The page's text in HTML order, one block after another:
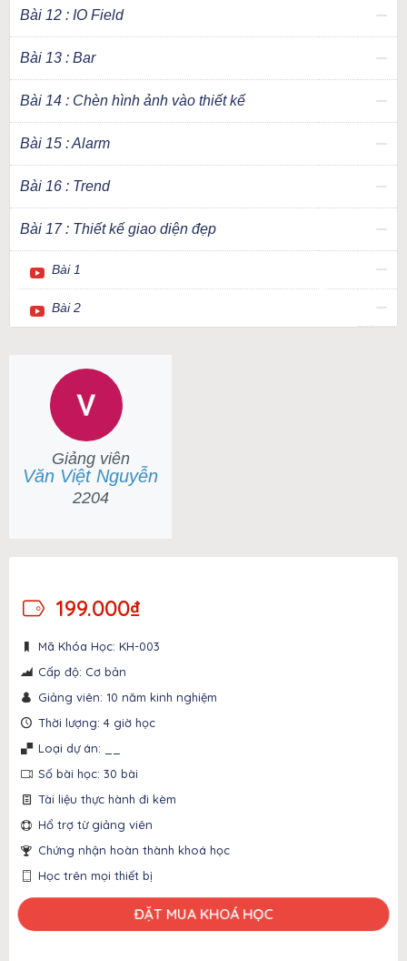
Bài 12 : IO Field
Bài 13 : Bar
Bài 14 : Chèn hình ảnh vào thiết kế
Bài 15 : Alarm
Bài 16 : Trend
Bài 17 : Thiết kế giao diện đẹp
Bài 1
Bài 2
Giảng viên
Văn Việt Nguyễn
2204
199.000₫
Mã Khóa Học: KH-003
Cấp độ: Cơ bản
Giảng viên: 10 năm kinh nghiệm
Thời lượng: 4 giờ học
Loại dự án: __
Số bài học: 30 bài
Tài liệu thực hành đi kèm
Hổ trợ từ giảng viên
Chứng nhận hoàn thành khoá học
Học trên mọi thiết bị
ĐẶT MUA KHOÁ HỌC